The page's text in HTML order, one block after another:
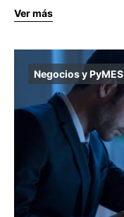
Ver más
Negocios y PyMES